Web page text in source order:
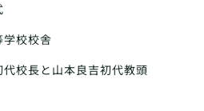
学校校舎
校長と山本良吉初代教頭